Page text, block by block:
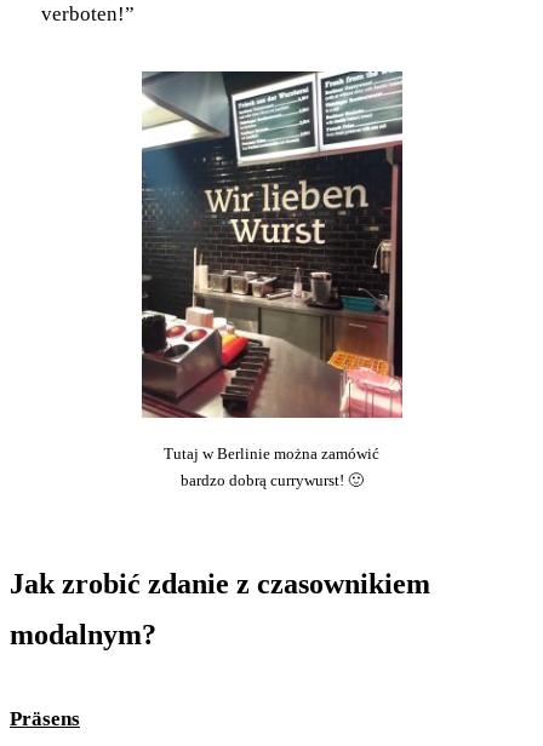
verboten!”
Tutaj w Berlinie można zamówić
bardzo dobrą currywurst! 🙂
Jak zrobić zdanie z czasownikiem
modalnym?
Präsens